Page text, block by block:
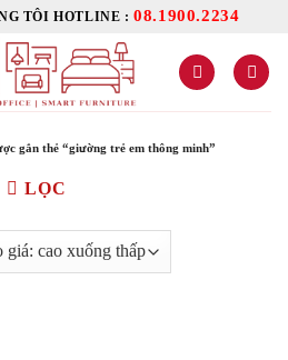
TÔI HOTLINE :08.1900.2234
gắn thẻ “giường trẻ em thông minh”
LỌC